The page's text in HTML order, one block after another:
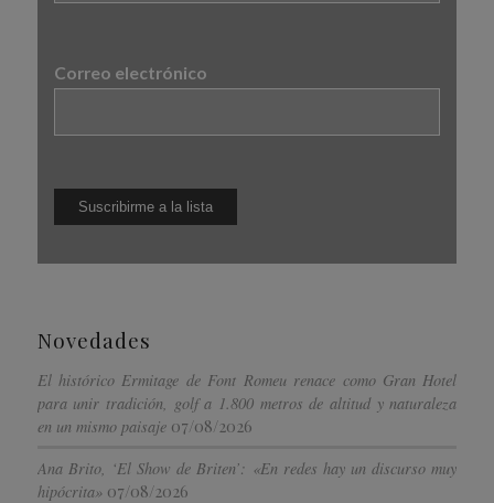
Correo electrónico
Novedades
El histórico Ermitage de Font Romeu renace como Gran Hotel
para unir tradición, golf a 1.800 metros de altitud y naturaleza
en un mismo paisaje 07/08/2026
Ana Brito, ‘El Show de Briten’: «En redes hay un discurso muy
hipócrita» 07/08/2026